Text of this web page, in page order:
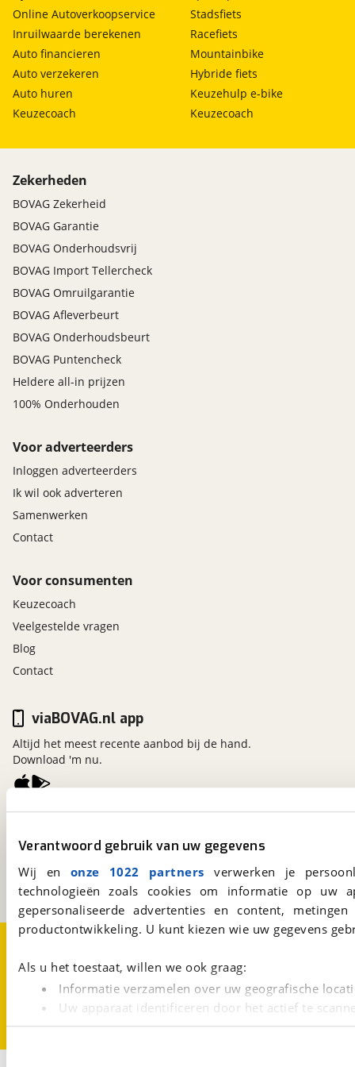
Verantwoord gebruik van uw gegevens
Wij en onze 1022 partners verwerken je
technologieën zoals cookies om informatie op
gepersonaliseerde advertenties en content,
productontwikkeling. U kunt kiezen wie uw gegevens
Als u het toestaat, willen we ook graag:
Informatie verzamelen over uw geografische
Uw apparaat identificeren door het actief te
Lees meer over hoe uw persoonlijke gegevens worden
Accu capaciteit totaal
34 kW
Snelladen
Ja
Laadvermogen maximaal
thuisladen
6 kW
Laadvermogen maximaal
snelladen
65 kW
€ 0,-
Originele waarde € 1.095,-
Omschrijving
Het Wassink Zekerheidspakket / Spoticar / KIA
Topselectie / Hyundai promises omvat naast de
BOVAG garantie. Garantie reparatie bij een van de
Wassink Autogroep vestiging. ✔ Checklist volgens
Merkdealer standaards. ✔ Bekende
onderhoudshistorie. ✔ Gebruik van originele
Online Autoverkoopservice
Inruilwaarde berekenen
Auto financieren
Auto verzekeren
Auto huren
Keuzecoach
Stadsfiets
Racefiets
Mountainbike
Hybride fiets
Keuzehulp e-bike
Keuzecoach
Zekerheden
BOVAG Zekerheid
BOVAG Garantie
BOVAG Onderhoudsvrij
BOVAG Import Tellercheck
BOVAG Omruilgarantie
BOVAG Afleverbeurt
BOVAG Onderhoudsbeurt
BOVAG Puntencheck
Heldere all-in prijzen
100% Onderhouden
Voor adverteerders
Inloggen adverteerders
Ik wil ook adverteren
Samenwerken
Contact
Voor consumenten
Keuzecoach
Veelgestelde vragen
Blog
Contact
Kosterijland15
Bunnik
Een initiatief van
BOVAG
viaBOVAG.nl app
Altijd het meest recente aanbod bij de hand.
Download 'm nu.
Over viaBOVAG.nl
Disclaimer- en Privacyverklaring